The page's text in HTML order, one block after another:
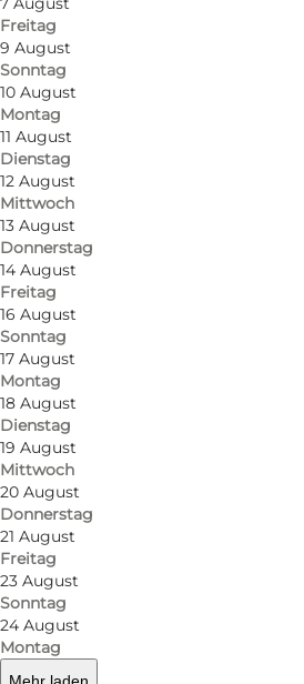
Freitag
9 August
Sonntag
10 August
Montag
11 August
Dienstag
12 August
Mittwoch
13 August
Donnerstag
14 August
Freitag
16 August
Sonntag
17 August
Montag
18 August
Dienstag
19 August
Mittwoch
20 August
Donnerstag
21 August
Freitag
23 August
Sonntag
24 August
Montag
Mehr laden
Foto